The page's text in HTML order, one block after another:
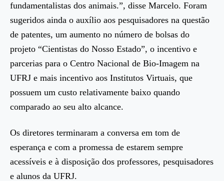
fundamentalistas dos animais.”, disse Marcelo. Foram
sugeridos ainda o auxílio aos pesquisadores na questão
de patentes, um aumento no número de bolsas do
projeto “Cientistas do Nosso Estado”, o incentivo e
parcerias para o Centro Nacional de Bio-Imagem na
UFRJ e mais incentivo aos Institutos Virtuais, que
possuem um custo relativamente baixo quando
comparado ao seu alto alcance.
Os diretores terminaram a conversa em tom de
esperança e com a promessa de estarem sempre
acessíveis e à disposição dos professores, pesquisadores
e alunos da UFRJ.